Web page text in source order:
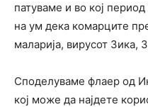
патуваме и во кој
на ум дека комарците
маларија, вирусот Зика,
Споделуваме флаер од
кој може да најдете